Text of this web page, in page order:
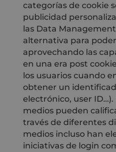
categorías de cookie
publicidad
las Data
alternativa para
aprovechando las
en una era post
los usuarios cuando
obtener un
electrónico, user ID…).
medios pueden
través de diferentes
medios incluso han
iniciativas de login